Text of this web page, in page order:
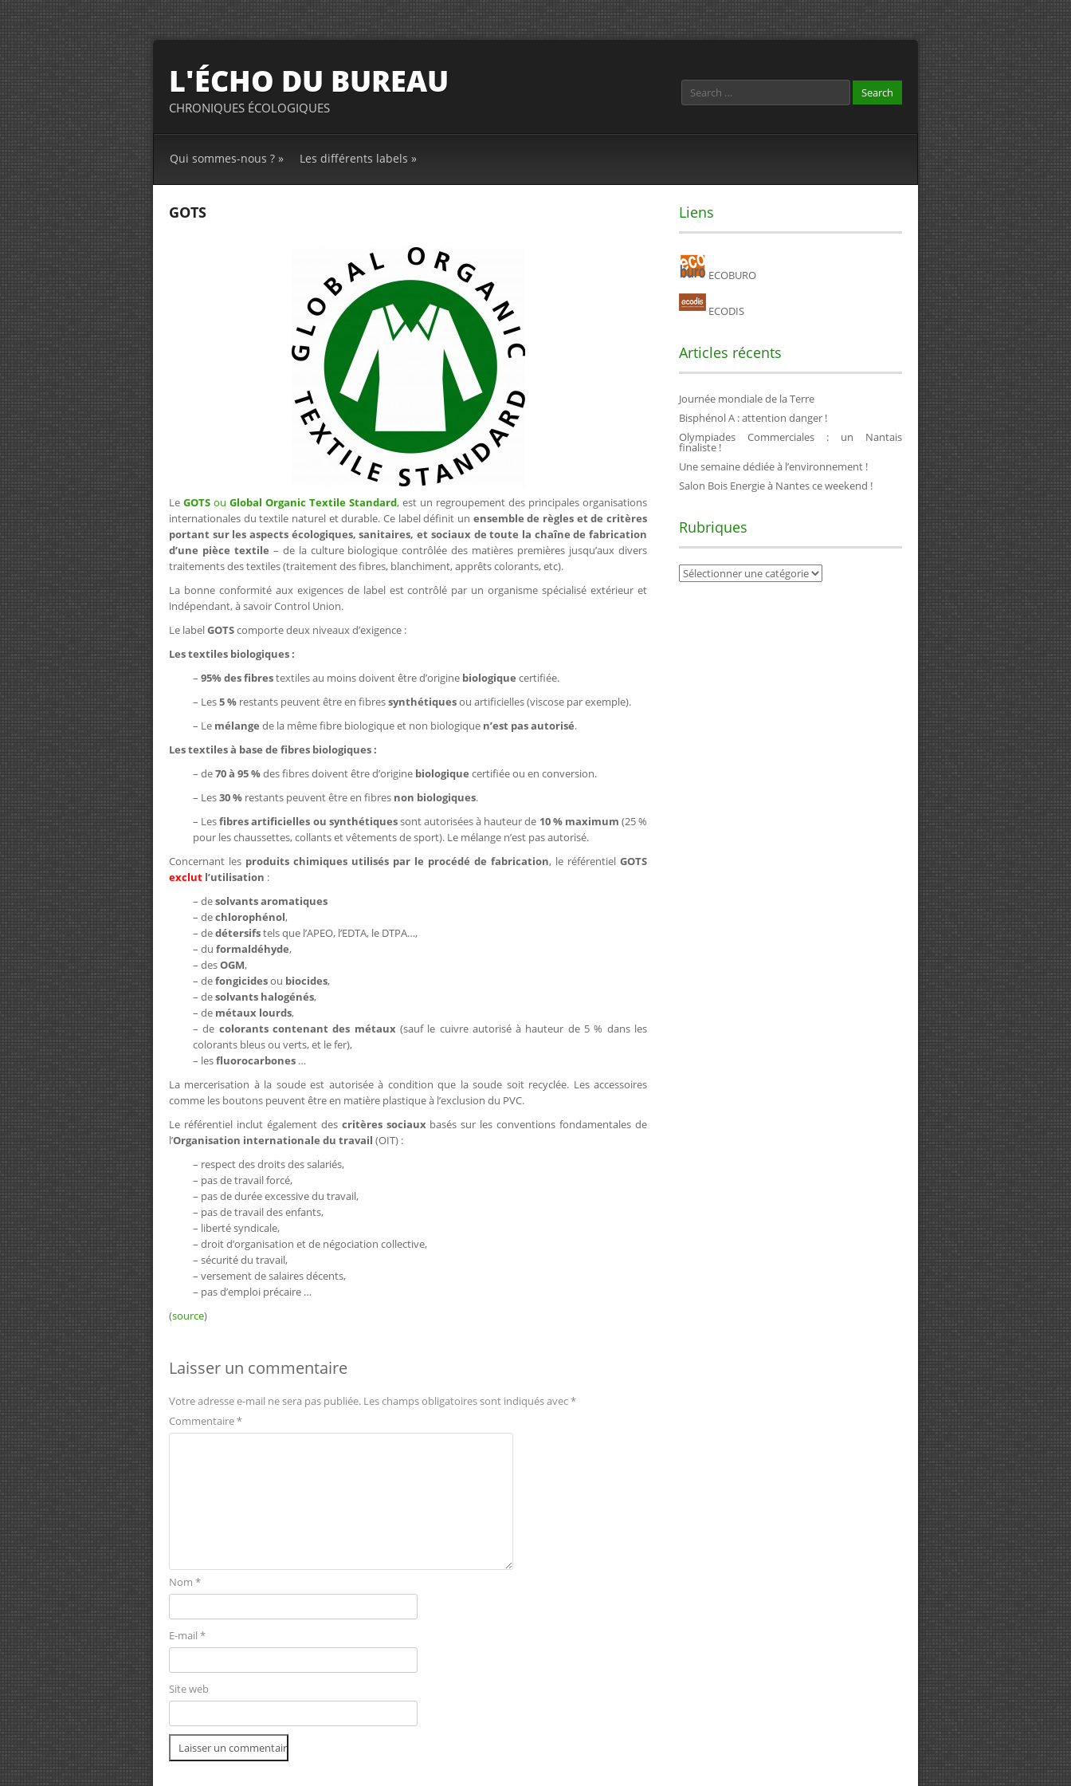
L'ÉCHO DU BUREAU
CHRONIQUES ÉCOLOGIQUES
Search
Qui sommes-nous ? » Les différents labels »
GOTS
Le GOTS ou Global Organic Textile Standard, est un regroupement des principales organisations
internationales du textile naturel et durable. Ce label définit un ensemble de règles et de critères
portant sur les aspects écologiques, sanitaires, et sociaux de toute la chaîne de fabrication
d’une pièce textile – de la culture biologique contrôlée des matières premières jusqu’aux divers
traitements des textiles (traitement des fibres, blanchiment, apprêts colorants, etc).
La bonne conformité aux exigences de label est contrôlé par un organisme spécialisé extérieur et
indépendant, à savoir Control Union.
Le labelGOTScomporte deux niveaux d’exigence :
Les textiles biologiques :
– 95% des fibrestextiles au moins doivent être d’origine biologique certifiée.
– Les5 % restants peuvent être en fibressynthétiquesou artificielles (viscose par exemple).
– Le mélange de la même fibre biologique et non biologique n’est pas autorisé.
Les textiles à base de fibres biologiques :
– de70 à 95 %des fibres doivent être d’origine biologique certifiée ou en conversion.
– Les30 % restants peuvent être en fibres non biologiques.
– Lesfibres artificielles ou synthétiquessont autorisées à hauteur de 10 % maximum (25 %
pour les chaussettes, collants et vêtements de sport). Le mélange n’est pas autorisé.
Concernant les produits chimiques utilisés par le procédé de fabrication, le référentiel GOTS
exclut l’utilisation :
– desolvants aromatiques
– dechlorophénol,
– dedétersifstels que l’APEO, l’EDTA, le DTPA…,
– du formaldéhyde,
– desOGM,
– defongicidesou biocides,
– desolvants halogénés,
– de métaux lourds,
– de colorants contenant des métaux (sauf le cuivre autorisé à hauteur de 5 % dans les
colorants bleus ou verts, et le fer),
– lesfluorocarbones …
La mercerisation à la soude est autorisée à condition que la soude soit recyclée. Les accessoires
comme les boutons peuvent être en matière plastique à l’exclusion du PVC.
Le référentiel inclut également des critères sociaux basés sur les conventions fondamentales de
l’Organisation internationale du travail (OIT) :
– respect des droits des salariés,
– pas de travail forcé,
– pas de durée excessive du travail,
– pas de travail des enfants,
– liberté syndicale,
– droit d’organisation et de négociation collective,
– sécurité du travail,
– versement de salaires décents,
– pas d’emploi précaire …
(source)
Laisser un commentaire
Votre adresse e-mail ne sera pas publiée. Les champs obligatoires sont indiqués avec*
Commentaire*
Nom *
E-mail *
Site web
Liens
ECOBURO
ECODIS
Articles récents
Journée mondiale de la Terre
Bisphénol A : attention danger !
Olympiades Commerciales : un Nantais
finaliste !
Une semaine dédiée à l’environnement !
Salon Bois Energie à Nantes ce weekend !
Rubriques
Rubriques